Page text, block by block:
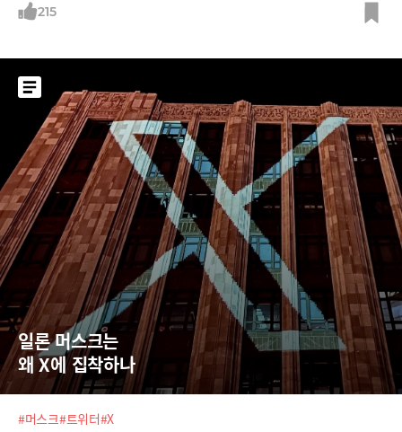
215
일론 머스크는
왜 X에 집착하나
#머스크#트위터#X